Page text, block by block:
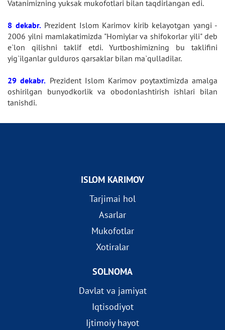
Vatanimizning yuksak mukofotlari bilan taqdirlangan edi.
8 dekabr.Prezident Islom Karimov kirib kelayotgan yangi -
2006 yilni mamlakatimizda "Homiylar va shifokorlar yili" deb
e`lon qilishni taklif etdi. Yurtboshimizning bu taklifini
yig`ilganlar gulduros qarsaklar bilan ma`qulladilar.
29 dekabr. Prezident Islom Karimov poytaxtimizda amalga
oshirilgan bunyodkorlik va obodonlashtirish ishlari bilan
tanishdi.
ISLOM KARIMOV
Tarjimai hol
Asarlar
Mukofotlar
Xotiralar
SOLNOMA
Davlat va jamiyat
Iqtisodiyot
Ijtimoiy hayot